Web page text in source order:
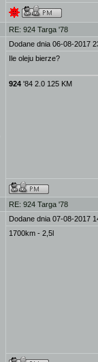
RE: 924 Targa '78
Dodane dnia 06-08-2017
Ile oleju bierze?
924 '84 2.0 125 KM
RE: 924 Targa '78
Dodane dnia 07-08-2017
1700km - 2,5l